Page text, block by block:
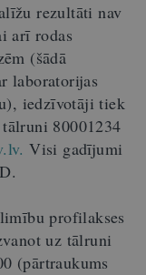
rezultāti nav
arī rodas
(šādā
laboratorijas
iedzīvotāji tiek
80001234
Visi gadījumi
profilakses
uz tālruni
(pārtraukums